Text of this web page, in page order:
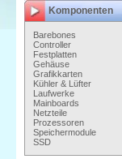
Komponenten
Barebones
Controller
Festplatten
Gehäuse
Grafikkarten
Kühler & Lüfter
Laufwerke
Mainboards
Netzteile
Prozessoren
Speichermodule
SSD